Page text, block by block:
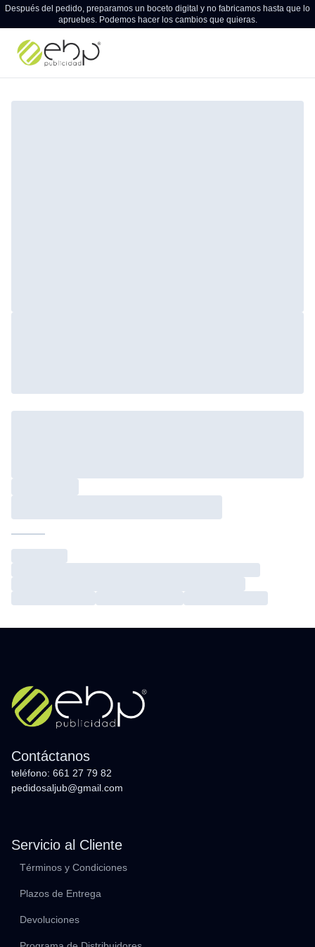
Después del pedido, preparamos un boceto digital y no fabricamos hasta que lo
apruebes. Podemos hacer los cambios que quieras.
Contáctanos
teléfono: 661 27 79 82
pedidosaljub@gmail.com
Servicio al Cliente
Términos y Condiciones
Plazos de Entrega
Devoluciones